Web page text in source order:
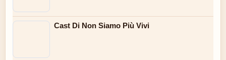
Cast Di Non Siamo Più Vivi